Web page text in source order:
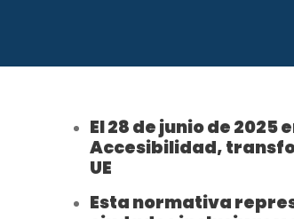
El 28 de junio de 2025
Accesibilidad,
UE
Esta normativa